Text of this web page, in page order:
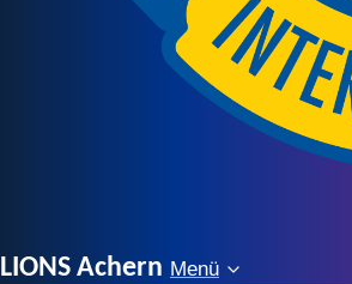
LIONS Achern Menü